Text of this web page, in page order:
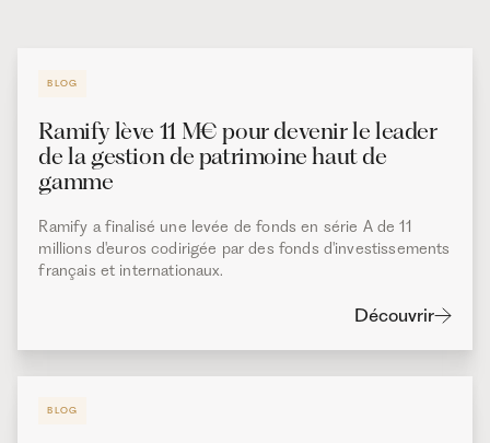
BLOG
Ramify lève 11 M€ pour devenir le leader
de la gestion de patrimoine haut de
gamme
Ramify a finalisé une levée de fonds en série A de 11
millions d'euros codirigée par des fonds d'investissements
français et internationaux.
Découvrir
BLOG